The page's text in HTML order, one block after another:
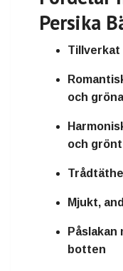
Persika
Tillverkat
och
och grönt
Mjukt,
Påslakan
botten